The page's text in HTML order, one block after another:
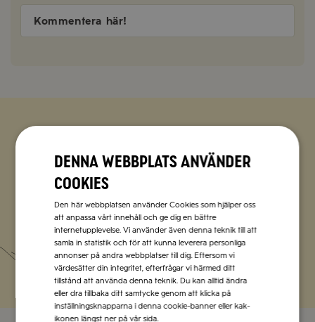
Kommentera här!
Missa inte att vi har flera olika nyhetsbrev som
förenklar vardagen och förgyller helgen med
italienska smaker.
Prenumerera
Denna webbplats använder
cookies
Den här webbplatsen använder Cookies som hjälper oss
att anpassa vårt innehåll och ge dig en bättre
internetupplevelse. Vi använder även denna teknik till att
samla in statistik och för att kunna leverera personliga
annonser på andra webbplatser till dig. Eftersom vi
värdesätter din integritet, efterfrågar vi härmed ditt
tillstånd att använda denna teknik. Du kan alltid ändra
eller dra tillbaka ditt samtycke genom att klicka på
inställningsknapparna i denna cookie-banner eller kak-
ikonen längst ner på vår sida.